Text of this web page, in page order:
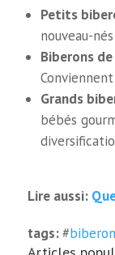
Petits
nouveau-
Biberons
Grands
bébés
Lire aussi:
tags:#biberon